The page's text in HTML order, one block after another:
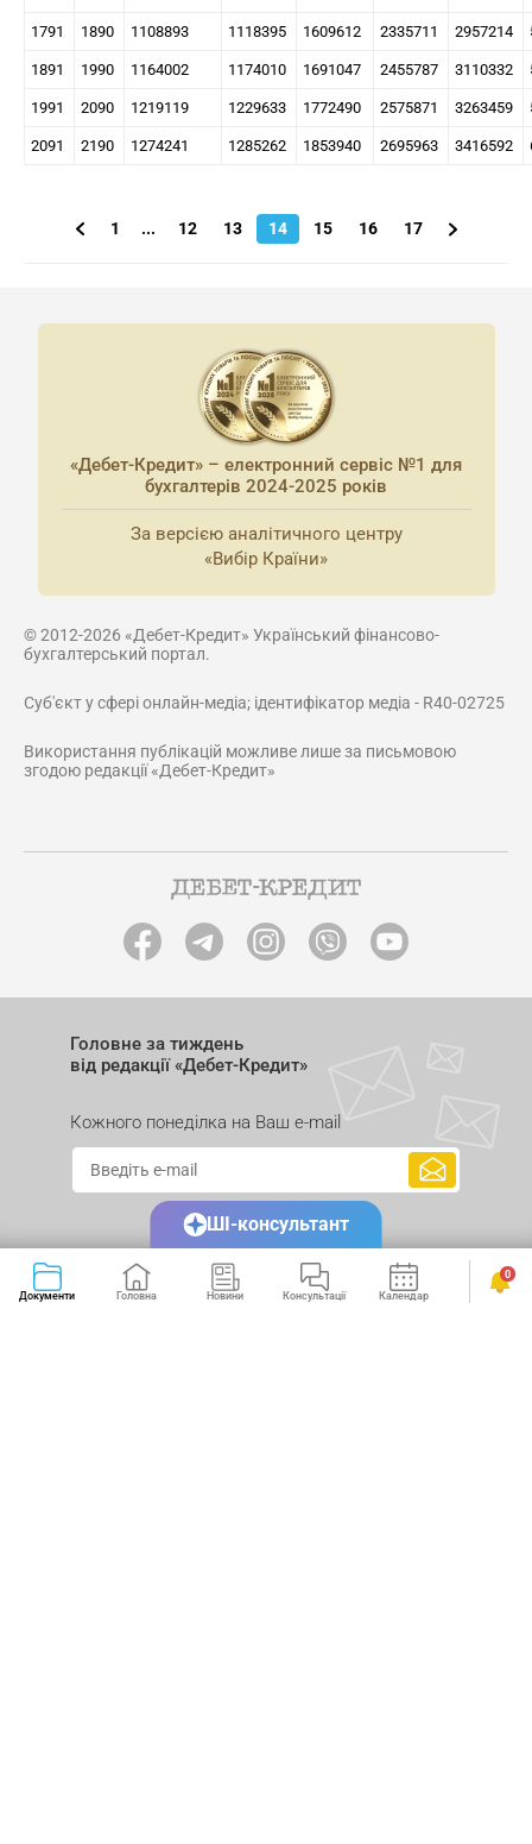
1791 1890 1108893 1118395 1609612 2335711 2957214
1891 1990 1164002 1174010 1691047 2455787 3110332
1991 2090 1219119 1229633 1772490 2575871 3263459
2091 2190 1274241 1285262 1853940 2695963 3416592
1 ... 12 13 14 15 16 17
«Дебет-Кредит» – електронний сервіс №1 для
бухгалтерів 2024-2025 років
За версією аналітичного центру
«Вибір Країни»
© 2012-2026 «Дебет-Кредит» Український фінансово-
бухгалтерський портал.
Суб'єкт у сфері онлайн-медіа; ідентифікатор медіа - R40-02725
Використання публікацій можливе лише за письмовою
згодою редакції «Дебет-Кредит»
Головне за тиждень
від редакції «Дебет-Кредит»
Кожного понеділка на Ваш e-mail
Документи Головна Новини Консультації Календар Сервіси
0
ШІ-консультант